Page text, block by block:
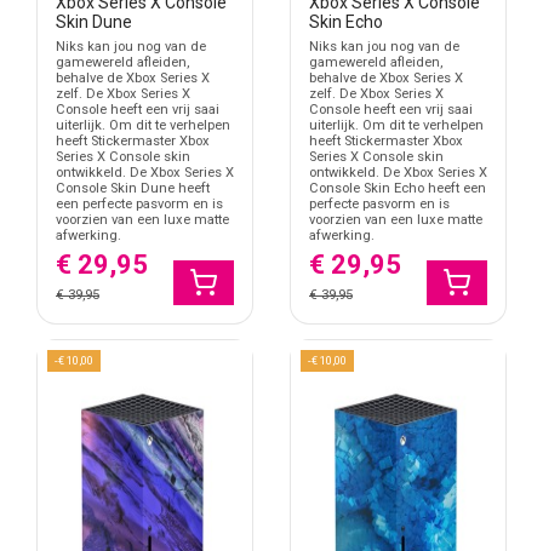
Werk vanuit het midden naar buiten zodat lucht makkelijker onder
de sticker vandaan gedrukt kan worden.
Strakke console met persoonlijke uitstraling
De Xbox Series X heeft standaard een vrij neutrale zwarte
behuizing. Met een skin geef je de console een andere uitstraling
zonder het originele ontwerp volledig te veranderen.
Vooral carbon, donkere en grafische skins worden veel gekozen
binnen moderne gaming setups.
Combineer consoles en accessoires
Naast Xbox Series X skins bevat Stickermaster ook skins voor
andere consoles en gaming accessoires.
Xbox Series S console skins
PlayStation 5 controller skins
PlayStation 4 console skins
Laptop stickers
Geen extra dikke behuizing
Een Xbox Series X skin voegt nauwelijks extra dikte toe aan de
console. Daardoor blijft de Xbox eenvoudig te plaatsen op een
Skin Dune
Niks kan jou nog van de
gamewereld afleiden,
behalve de Xbox Series X
zelf. De Xbox Series X
Console heeft een vrij saai
uiterlijk. Om dit te verhelpen
heeft Stickermaster Xbox
Series X Console skin
ontwikkeld. De Xbox Series X
Console Skin Dune heeft
een perfecte pasvorm en is
voorzien van een luxe matte
afwerking.
€ 29,95
€ 39,95
Skin Echo
Niks kan jou nog van de
gamewereld afleiden,
behalve de Xbox Series X
zelf. De Xbox Series X
Console heeft een vrij saai
uiterlijk. Om dit te verhelpen
heeft Stickermaster Xbox
Series X Console skin
ontwikkeld. De Xbox Series X
Console Skin Echo heeft een
perfecte pasvorm en is
voorzien van een luxe matte
afwerking.
€ 29,95
€ 39,95
-€ 10,00 -€ 10,00